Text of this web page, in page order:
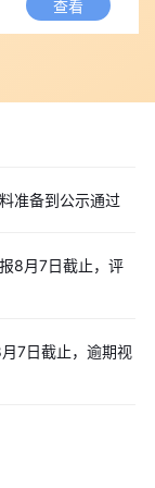
查看
准备到公示通过
8月7日截止，评
7日截止，逾期视